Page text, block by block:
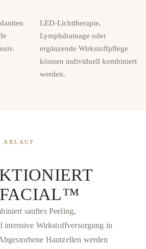
LED-Lichttherapie,
Lymphdrainage oder
ergänzende Wirkstoffpflege
können individuell kombiniert
werden.
ABLAUF
sanftes Peeling,
intensive Wirkstoffversorgung in
Hautzellen werden